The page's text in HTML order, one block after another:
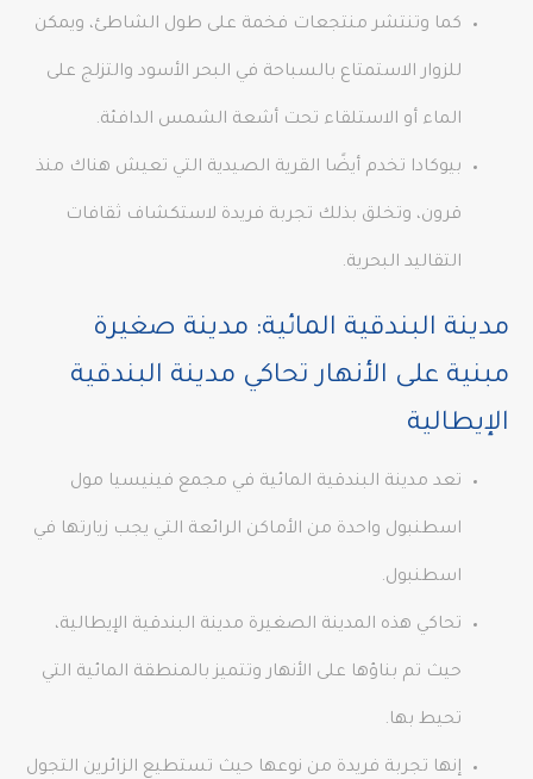
كما وتنتشر منتجعات فخمة على طول الشاطئ، ويمكن
للزوار الاستمتاع بالسباحة في البحر الأسود والتزلج على
الماء أو الاستلقاء تحت أشعة الشمس الدافئة.
بيوكادا تخدم أيضًا القرية الصيدية التي تعيش هناك منذ
قرون، وتخلق بذلك تجربة فريدة لاستكشاف ثقافات
التقاليد البحرية.
مدينة البندقية المائية: مدينة صغيرة
مبنية على الأنهار تحاكي مدينة البندقية
الإيطالية
تعد مدينة البندقية المائية في مجمع فينيسيا مول
اسطنبول واحدة من الأماكن الرائعة التي يجب زيارتها في
اسطنبول.
تحاكي هذه المدينة الصغيرة مدينة البندقية الإيطالية،
حيث تم بناؤها على الأنهار وتتميز بالمنطقة المائية التي
تحيط بها.
إنها تجربة فريدة من نوعها حيث تستطيع الزائرين التجول